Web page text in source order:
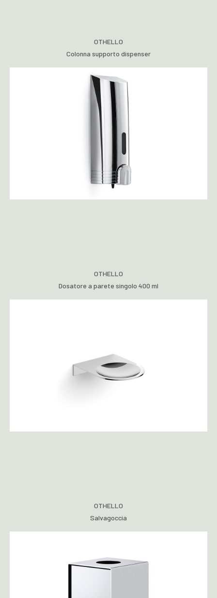
OTHELLO
Colonna supporto dispenser
OTHELLO
Dosatore a parete singolo 400 ml
OTHELLO
Salvagoccia